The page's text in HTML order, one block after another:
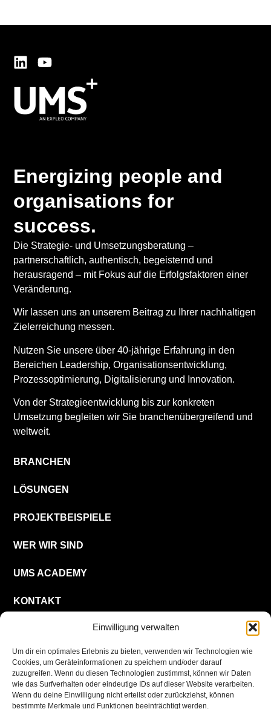
Einwilligung verwalten
Um dir ein optimales Erlebnis zu bieten, verwenden wir Technologien wie
Cookies, um Geräteinformationen zu speichern und/oder darauf
zuzugreifen. Wenn du diesen Technologien zustimmst, können wir Daten
wie das Surfverhalten oder eindeutige IDs auf dieser Website verarbeiten.
Wenn du deine Einwilligung nicht erteilst oder zurückziehst, können
bestimmte Merkmale und Funktionen beeinträchtigt werden.
BRANCHEN
LÖSUNGEN
PROJEKTBEISPIELE
WER WIR SIND
UMS ACADEMY
KONTAKT
Energizing people and
organisations for
success.
Die Strategie- und Umsetzungsberatung –
partnerschaftlich, authentisch, begeisternd und
herausragend – mit Fokus auf die Erfolgsfaktoren einer
Veränderung.
Wir lassen uns an unserem Beitrag zu Ihrer nachhaltigen
Zielerreichung messen.
Nutzen Sie unsere über 40-jährige Erfahrung in den
Bereichen Leadership, Organisationsentwicklung,
Prozessoptimierung, Digitalisierung und Innovation.
Von der Strategieentwicklung bis zur konkreten
Umsetzung begleiten wir Sie branchenübergreifend und
weltweit.